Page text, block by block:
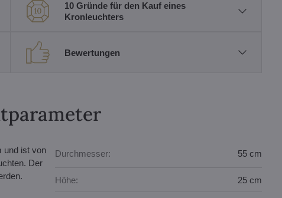
10 Gründe für den Kauf eines
Kronleuchters
Bewertungen
und ist von
Der
Durchmesser: 55 cm
Höhe: 25 cm